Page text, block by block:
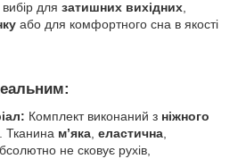
для затишних вихідних,
або для комфортного сна в якості
Комплект виконаний з ніжного
. Тканина м’яка, еластична,
не сковує рухів,